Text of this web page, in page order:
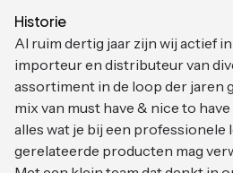
Historie
Al ruim dertig jaar zijn wij actief
importeur en distributeur van
assortiment in de loop der jaren
mix van must have & nice to
alles wat je bij een professionele
gerelateerde producten mag